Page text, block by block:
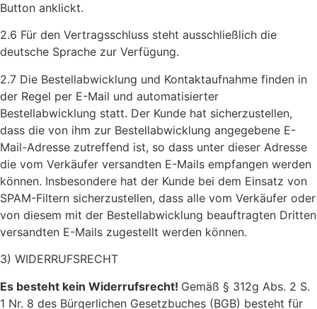
Button anklickt.
2.6 Für den Vertragsschluss steht ausschließlich die
deutsche Sprache zur Verfügung.
2.7 Die Bestellabwicklung und Kontaktaufnahme finden in
der Regel per E-Mail und automatisierter
Bestellabwicklung statt. Der Kunde hat sicherzustellen,
dass die von ihm zur Bestellabwicklung angegebene E-
Mail-Adresse zutreffend ist, so dass unter dieser Adresse
die vom Verkäufer versandten E-Mails empfangen werden
können. Insbesondere hat der Kunde bei dem Einsatz von
SPAM-Filtern sicherzustellen, dass alle vom Verkäufer oder
von diesem mit der Bestellabwicklung beauftragten Dritten
versandten E-Mails zugestellt werden können.
3) WIDERRUFSRECHT
Es besteht kein Widerrufsrecht! Gemäß § 312g Abs. 2 S.
1 Nr. 8 des Bürgerlichen Gesetzbuches (BGB) besteht für